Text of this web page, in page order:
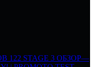
122 STAGE 3 ОБЗОР—